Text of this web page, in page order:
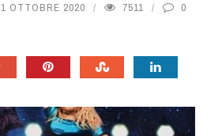
1 OTTOBRE 2020 7511 0